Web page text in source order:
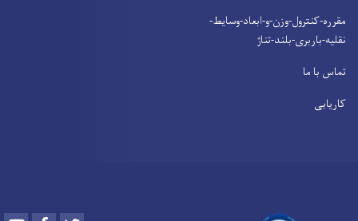
مقرره-کنترول-وزن-و-ابعاد-وسایط-
نقلیه-باربری-بلند-تناژ
تماس با ما
کاریابی